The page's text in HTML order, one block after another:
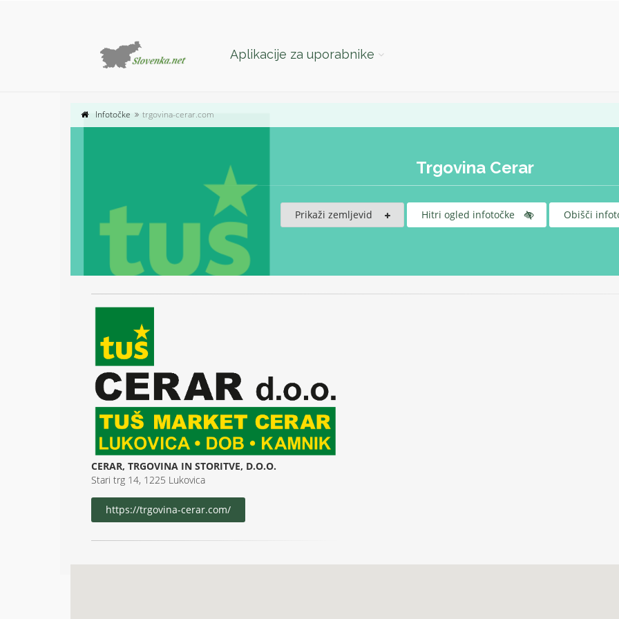
Aplikacije za uporabnike
Infotočke trgovina-cerar.com
Trgovina Cerar
Prikaži zemljevid Hitri ogled infotočke Obišči
CERAR, TRGOVINA IN STORITVE, D.O.O.
Stari trg 14, 1225 Lukovica
https://trgovina-cerar.com/